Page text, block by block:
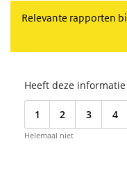
Relevante rapporten
Heeft deze
1 2 3 4
Helemaal niet